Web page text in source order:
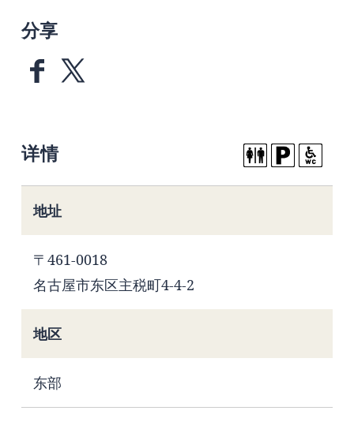
分享
详情
地址
〒461-0018
名古屋市东区主税町4-4-2
地区
东部